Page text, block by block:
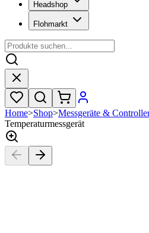
Headshop
Flohmarkt
Home>Shop>Messgeräte &
Temperaturmessgerät